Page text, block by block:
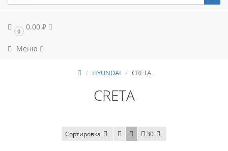
0 0.00 ₽
Меню
HYUNDAI CRETA
CRETA
Сортировка 30